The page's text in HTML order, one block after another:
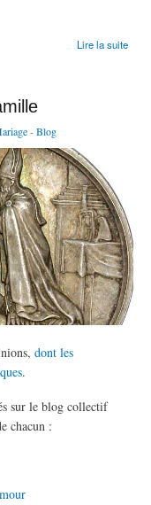
Lire la suite
-Blog
dont les
.
sur le blog collectif
chacun :